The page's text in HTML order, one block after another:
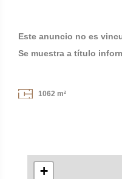
Este anuncio no es
Se muestra a título
1062 m²
+